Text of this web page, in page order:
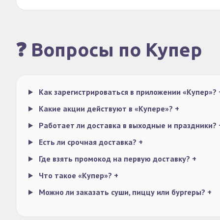
❓ Вопросы по Купер
Как зарегистрироваться в приложении «Купер»?
Какие акции действуют в «Купере»? +
Работает ли доставка в выходные и праздники?
Есть ли срочная доставка? +
Где взять промокод на первую доставку? +
Что такое «Купер»? +
Можно ли заказать суши, пиццу или бургеры? +